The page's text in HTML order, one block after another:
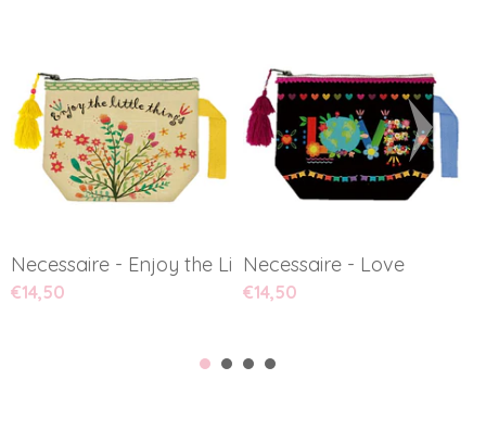
Necessaire - Enjoy the Litt...
€14,50
Necessaire - Love
€14,50